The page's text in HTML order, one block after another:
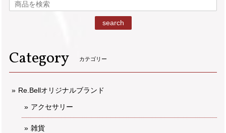
search
Category カテゴリー
Re.Bellオリジナルブランド
アクセサリー
雑貨